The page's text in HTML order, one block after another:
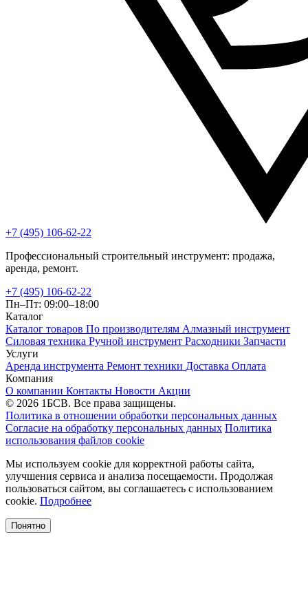
+7 (495) 106-62-22
Профессиональный строительный инструмент: продажа,
аренда, ремонт.
+7 (495) 106-62-22
Пн–Пт: 09:00–18:00
Каталог
Каталог товаров По производителям Алмазный инструмент
Силовая техника Ручной инструмент Расходники Запчасти
Услуги
Аренда инструмента Ремонт техники Доставка Оплата
Компания
О компании Контакты Новости Акции
© 2026 1БСВ. Все права защищены.
Политика в отношении обработки персональных данных
Согласие на обработку персональных данных Политика
использования файлов cookie
Мы используем cookie для корректной работы сайта,
улучшения сервиса и анализа посещаемости. Продолжая
пользоваться сайтом, вы соглашаетесь с использованием
cookie. Подробнее
Понятно